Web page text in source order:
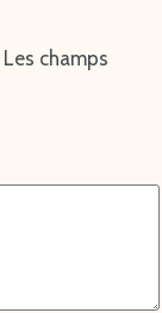
Les champs